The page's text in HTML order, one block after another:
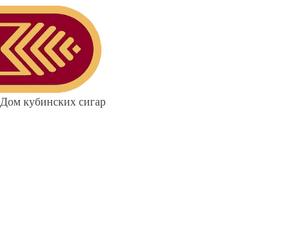
Дом кубинских сигар